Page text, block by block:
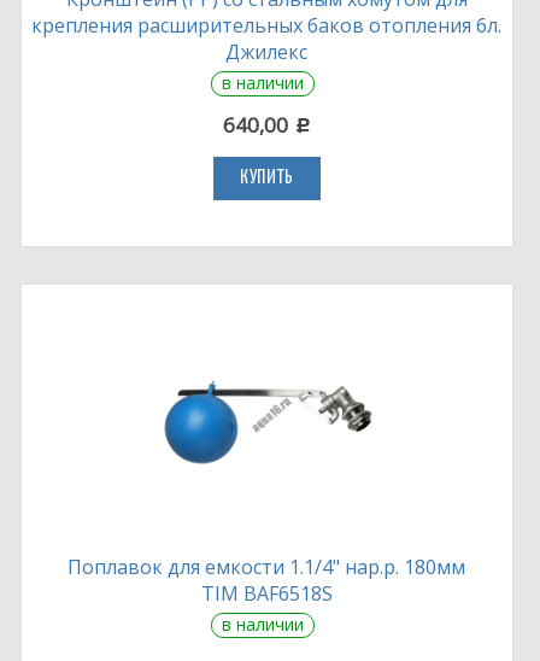
крепления расширительных баков отопления 6л.
Джилекс
в наличии
640,00 c
КУПИТЬ
Поплавок для емкости 1.1/4" нар.р. 180мм
TIM BAF6518S
в наличии